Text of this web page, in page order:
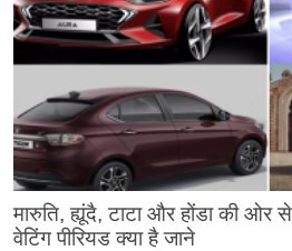
मारुति, ह्यूंदै, टाटा और होंडा की ओर
वेटिंग पीरियड क्या है जाने